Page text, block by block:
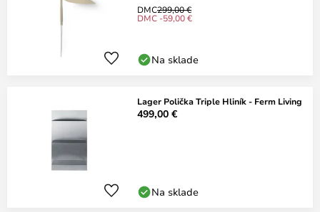
DMC299,00 €
DMC -59,00 €
Na sklade
Lager Polička Triple Hliník - Ferm Living
499,00 €
Na sklade